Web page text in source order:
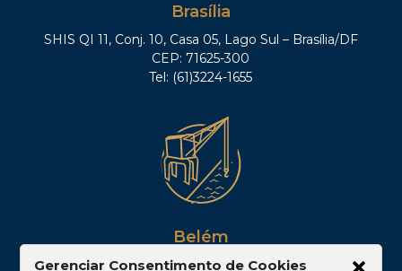
Brasília
SHIS QI 11, Conj. 10, Casa 05, Lago Sul – Brasília/DF
CEP: 71625-300
Tel: (61)3224-1655
Belém
Av. Visconde de Souza Franco, 05, Sala 2102 –
Gerenciar Consentimento de Cookies